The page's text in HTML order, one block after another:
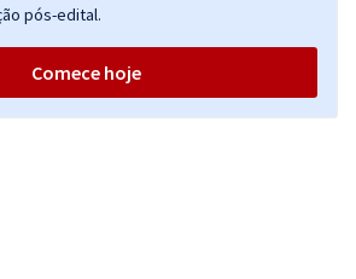
pós-edital.
Comece hoje